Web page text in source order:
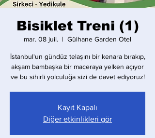
Bisiklet Treni (1)
mar. 08 juil.
  |
Gülhane Garden Otel
İstanbul'un gündüz telaşını bir kenara bırakıp,
akşam bambaşka bir maceraya yelken açıyor
ve bu sihirli yolculuğa sizi de davet ediyoruz!
Kayıt Kapalı
Diğer etkinlikleri gör